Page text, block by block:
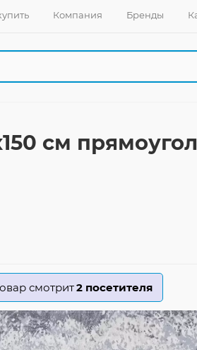
Компания Бренды
см
смотрит2 посетителя